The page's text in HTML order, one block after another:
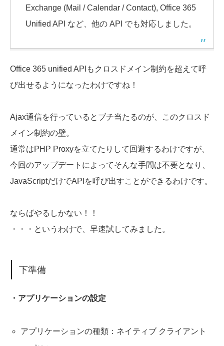
Exchange (Mail / Calendar / Contact), Office 365
Unified API など、他の API でも対応しました。
Office 365 unified APIもクロスドメイン制約を超えて呼
び出せるようになったわけですね！
Ajax通信を行っているとブチ当たるのが、このクロスド
メイン制約の壁。
通常はPHP Proxyを立てたりして回避するわけですが、
今回のアップデートによってそんな手間は不要となり、
JavaScriptだけでAPIを呼び出すことができるわけです。
ならばやるしかない！！
・・・というわけで、早速試してみました。
下準備
・アプリケーションの設定
アプリケーションの種類：ネイティブ クライアント